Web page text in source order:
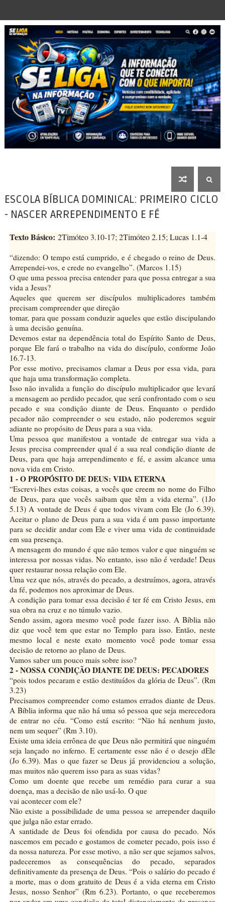
ESCOLA BÍBLICA DOMINICAL: PRIMEIRO CICLO
- NASCER ARREPENDIMENTO E FÉ
Texto Básico: 2Timóteo 3.10-17; 2Timóteo 2.15; Lucas 1.1-4
“dizendo: O tempo está cumprido, e é chegado o reino de Deus.
Arrependei-vos, e crede no evangelho”. (Marcos 1.15)
O que uma pessoa precisa entender para que possa entregar a sua
vida a Jesus?
Aqueles que querem ser discípulos multiplicadores também
precisam compreender que direção
tomar, para que possam conduzir aqueles que estão discipulando
à uma decisão genuína.
Devemos estar na dependência total do Espírito Santo de Deus,
porque Ele fará o trabalho na vida do discípulo, conforme João
16.7-13.
Por esse motivo, precisamos clamar a Deus por essa vida, para
que haja uma transformação completa.
Isso não invalida a função do discípulo multiplicador que levará
a mensagem ao perdido pecador, que será confrontado com o seu
pecado e sua condição diante de Deus. Enquanto o perdido
pecador não compreender o seu estado, não poderemos seguir
adiante no propósito de Deus para a sua vida.
Uma pessoa que manifestou a vontade de entregar sua vida a
Jesus precisa compreender qual é a sua real condição diante de
Deus, para que haja arrependimento e fé, e assim alcance uma
nova vida em Cristo.
1 - O PROPÓSITO DE DEUS: VIDA ETERNA
“Escrevi-lhes estas coisas, a vocês que creem no nome do Filho
de Deus, para que vocês saibam que têm a vida eterna”. (1Jo
5.13) A vontade de Deus é que todos vivam com Ele (Jo 6.39).
Aceitar o plano de Deus para a sua vida é um passo importante
para se decidir andar com Ele e viver uma vida de continuidade
em sua presença.
A mensagem do mundo é que não temos valor e que ninguém se
interessa por nossas vidas. No entanto, isso não é verdade! Deus
quer restaurar nossa relação com Ele.
Uma vez que nós, através do pecado, a destruímos, agora, através
da fé, podemos nos aproximar de Deus.
A condição para tomar essa decisão é ter fé em Cristo Jesus, em
sua obra na cruz e no túmulo vazio.
Sendo assim, agora mesmo você pode fazer isso. A Bíblia não
diz que você tem que estar no Templo para isso. Então, neste
mesmo local e neste exato momento você pode tomar essa
decisão de retorno ao plano de Deus.
Vamos saber um pouco mais sobre isso?
2 - NOSSA CONDIÇÃO DIANTE DE DEUS: PECADORES
“pois todos pecaram e estão destituídos da glória de Deus”. (Rm
3.23)
Precisamos compreender como estamos errados diante de Deus.
A Bíblia informa que não há uma só pessoa que seja merecedora
de entrar no céu. “Como está escrito: “Não há nenhum justo,
nem um sequer” (Rm 3.10).
Existe uma ideia errônea de que Deus não permitirá que ninguém
seja lançado no inferno. E certamente esse não é o desejo dEle
(Jo 6.39). Mas o que fazer se Deus já providenciou a solução,
mas muitos não querem isso para as suas vidas?
Como um doente que recebe um remédio para curar a sua
doença, mas a decisão de não usá-lo. O que
vai acontecer com ele?
Não existe a possibilidade de uma pessoa se arrepender daquilo
que julga não estar errado.
A santidade de Deus foi ofendida por causa do pecado. Nós
nascemos em pecado e gostamos de cometer pecado, pois isso é
da nossa natureza. Por esse motivo, a não ser que sejamos salvos,
padeceremos as consequências do pecado, separados
definitivamente da presença de Deus. “Pois o salário do pecado é
a morte, mas o dom gratuito de Deus é a vida eterna em Cristo
Jesus, nosso Senhor” (Rm 6.23). Portanto, o que receberemos